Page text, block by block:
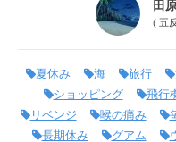
田
( 五
夏休み 海 旅行
ショッピング
飛行
リベンジ
喉の痛み
長期休み
グアム